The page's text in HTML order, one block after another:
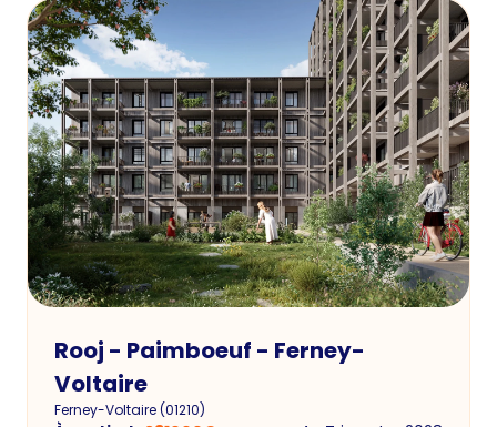
Rooj - Paimboeuf - Ferney-
Voltaire
Ferney-Voltaire(01210)